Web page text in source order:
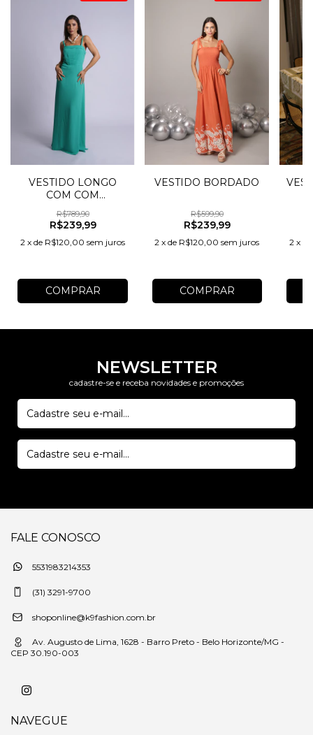
VESTIDO LONGO
COM COM
BARBATANA
R$789,90
R$239,99
2 x de R$120,00 sem juros
COMPRAR
VESTIDO BORDADO
R$599,90
R$239,99
2 xde R$120,00 sem juros
COMPRAR
2 x
NEWSLETTER
cadastre-se e receba novidades e promoções
FALE CONOSCO
5531983214353
(31) 3291-9700
shoponline@k9fashion.com.br
Av. Augusto de Lima, 1628 - Barro Preto - Belo Horizonte/MG -
CEP 30.190-003
NAVEGUE